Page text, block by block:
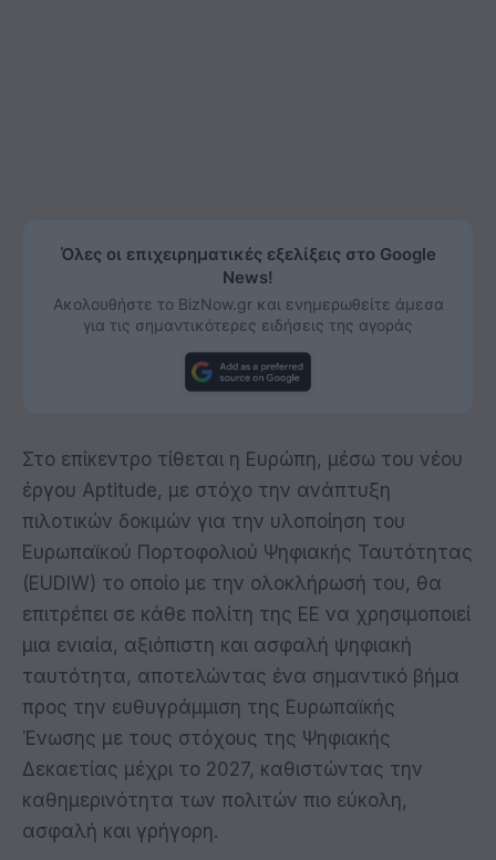
Όλες οι επιχειρηματικές εξελίξεις στο Google
News!
Ακολουθήστε το BizNow.gr και ενημερωθείτε άμεσα
για τις σημαντικότερες ειδήσεις της αγοράς
Στο επίκεντρο τίθεται η Ευρώπη, μέσω του νέου
έργου Aptitude, με στόχο την ανάπτυξη
πιλοτικών δοκιμών για την υλοποίηση του
Ευρωπαϊκού Πορτοφολιού Ψηφιακής Ταυτότητας
(EUDIW) το οποίο με την ολοκλήρωσή του, θα
επιτρέπει σε κάθε πολίτη της ΕΕ να χρησιμοποιεί
μια ενιαία, αξιόπιστη και ασφαλή ψηφιακή
ταυτότητα, αποτελώντας ένα σημαντικό βήμα
προς την ευθυγράμμιση της Ευρωπαϊκής
Ένωσης με τους στόχους της Ψηφιακής
Δεκαετίας μέχρι το 2027, καθιστώντας την
καθημερινότητα των πολιτών πιο εύκολη,
ασφαλή και γρήγορη.